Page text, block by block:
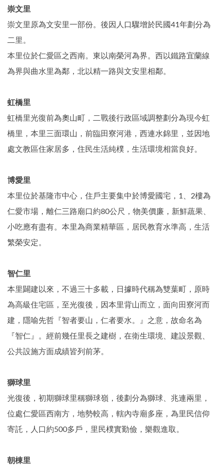
崇文里
崇文里原為文安里一部份。後因人口驟增於民國41年劃分為
二里。
本里位於仁愛區之西南。東以南榮河為界。西以鐵路宜蘭線
為界與曲水里為鄰，北以精一路與文安里相鄰。
虹橋里
虹橋里光復前為奧山町，二戰後行政區域調整劃分為現今虹
橋里，本里三面環山，前臨田寮河港，西連水錦里，並因地
處文教區住家居多，住民生活純樸，生活環境相當良好。
博愛里
本里位於基隆市中心，住戶主要集中於博愛國宅，1、2樓為
仁愛市場，離仁三路廟口約80公尺，物美價廉，新鮮蔬果、
小吃應有盡有。本里為商業精華區，居民教育水準高，生活
繁榮安定。
智仁里
本里闢建以來，不過三十多載，日據時代稱為雙葉町，原時
為高級住宅區，至光復後，因本里背山而立，面向田寮河而
建，隱喻先哲『智者要山，仁者要水。』之意，故命名為
『智仁』。經前幾任里長之建樹，在衛生環境、建設景觀、
公共設施方面成績皆列前茅。
獅球里
光復後，初期獅球里稱獅球嶺，後劃分為獅球、兆連兩里，
位處仁愛區西南方，地勢較高，轄內寺廟多座，為里民信仰
寄託，人口約500多戶，里民樸實勤儉，樂觀進取。
朝棟里